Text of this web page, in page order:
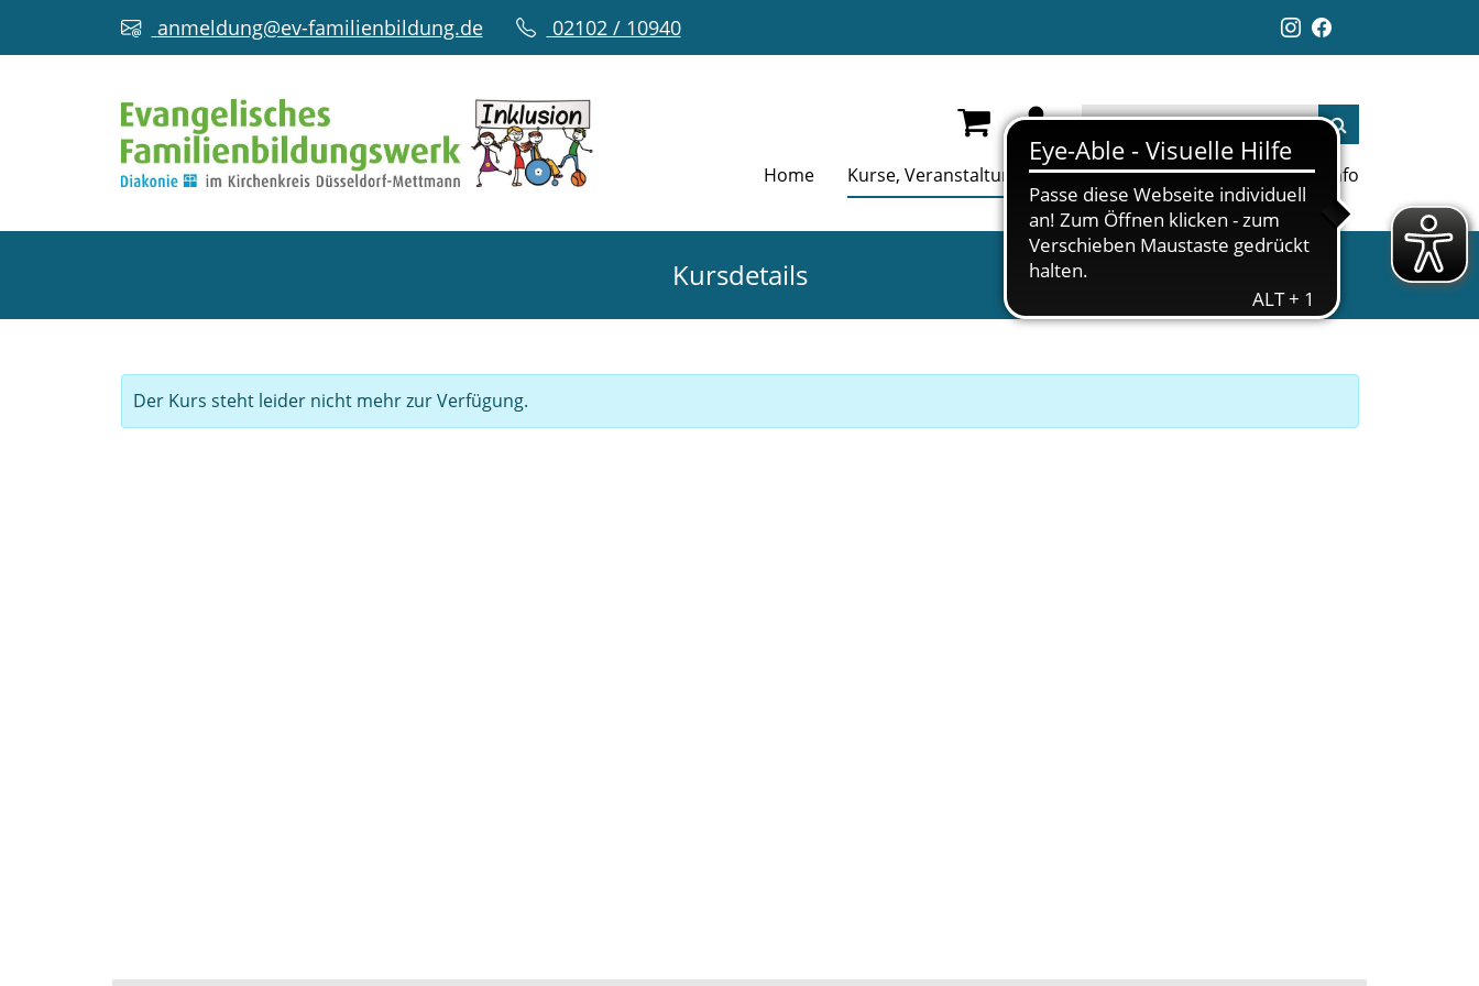
anmeldung@ev-familienbildung.de 02102 / 10940
Home Kurse, Veranstaltungen Aktuelles Jobs Links Info
Kursdetails
Der Kurs steht leider nicht mehr zur Verfügung.